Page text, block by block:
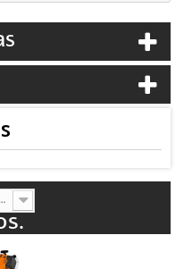
baratos primero